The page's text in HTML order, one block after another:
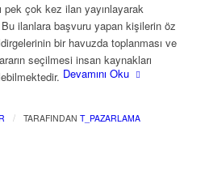
pek çok kez ilan yayınlayarak
ilanlara başvuru yapan kişilerin öz
bir havuzda toplanması ve
seçilmesi insan kaynakları
Devamını Oku
/ TARAFINDAN T_PAZARLAMA